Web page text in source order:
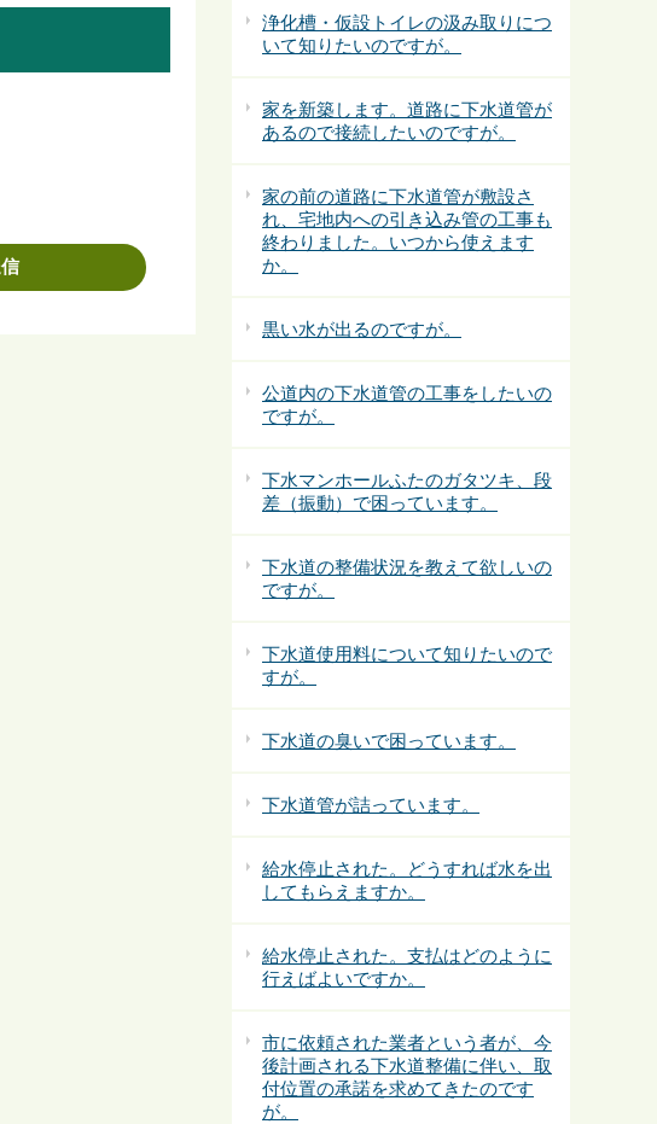
浄化槽・仮設トイレの汲み取りにつ
いて知りたいのですが。
家を新築します。道路に下水道管が
あるので接続したいのですが。
家の前の道路に下水道管が敷設さ
れ、宅地内への引き込み管の工事も
終わりました。いつから使えます
か。
黒い水が出るのですが。
公道内の下水道管の工事をしたいの
ですが。
下水マンホールふたのガタツキ、段
差（振動）で困っています。
下水道の整備状況を教えて欲しいの
ですが。
下水道使用料について知りたいので
すが。
下水道の臭いで困っています。
下水道管が詰っています。
給水停止された。どうすれば水を出
してもらえますか。
給水停止された。支払はどのように
行えばよいですか。
市に依頼された業者という者が、今
後計画される下水道整備に伴い、取
付位置の承諾を求めてきたのです
が。